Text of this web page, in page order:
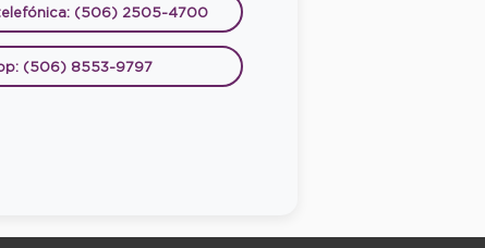
(506) 2505-4700
(506) 8553-9797